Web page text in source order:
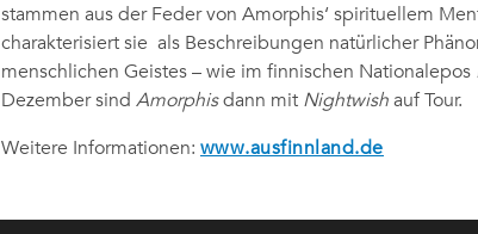
stammen aus der Feder von Amorphis‘ spirituellem
charakterisiert sie als Beschreibungen natürlicher
menschlichen Geistes – wie im finnischen Nationalepos
Dezember sind Amorphisdann mit Nightwishauf Tour.
Weitere Informationen: www.ausfinnland.de